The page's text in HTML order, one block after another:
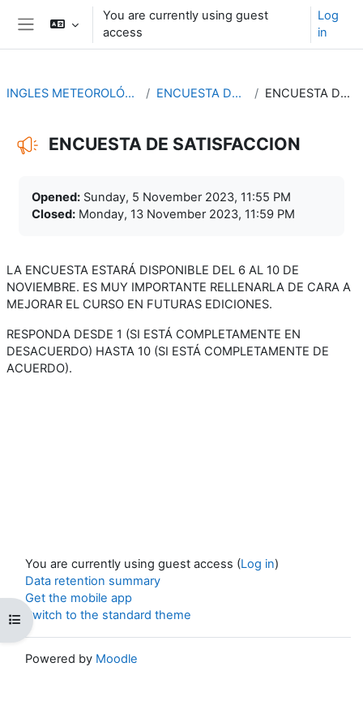
Skip to main content
You are currently using guest
access
Log
in
Open course index
INGLES METEOROLÓGICO AERONÁUTICO ENCUESTA DE SATISFACCION ENCUESTA DE SATISFACCION
ENCUESTA DE SATISFACCION
Opened: Sunday, 5 November 2023, 11:55 PM
Closed: Monday, 13 November 2023, 11:59 PM
LA ENCUESTA ESTARÁ DISPONIBLE DEL 6 AL 10 DE
NOVIEMBRE. ES MUY IMPORTANTE RELLENARLA DE CARA A
MEJORAR EL CURSO EN FUTURAS EDICIONES.
RESPONDA DESDE 1 (SI ESTÁ COMPLETAMENTE EN
DESACUERDO) HASTA 10 (SI ESTÁ COMPLETAMENTE DE
ACUERDO).
You are currently using guest access (Log in)
Data retention summary
Get the mobile app
Switch to the standard theme
Powered by Moodle